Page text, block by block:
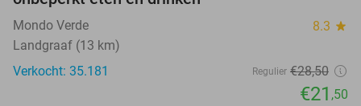
Mondo Verde 8.3 star
Landgraaf (13 km)
Verkocht: 35.181
Regulier €28,50
€21 ,50